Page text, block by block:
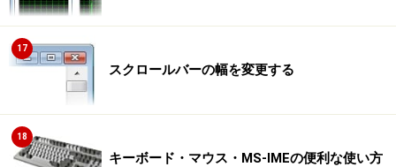
17
スクロールバーの幅を変更する
18
キーボード・マウス・MS-IMEの便利な使い方